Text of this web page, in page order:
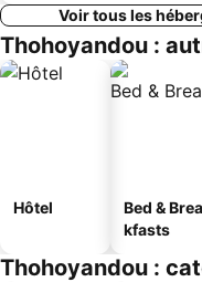
Voir tous les
Thohoyandou :
Hôtel
Bed & Brea
kfasts
Thohoyandou :